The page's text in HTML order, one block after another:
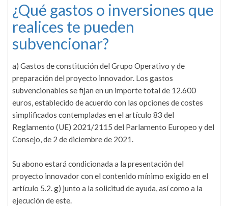
¿Qué gastos o inversiones que
realices te pueden
subvencionar?
a) Gastos de constitución del Grupo Operativo y de
preparación del proyecto innovador. Los gastos
subvencionables se fijan en un importe total de 12.600
euros, establecido de acuerdo con las opciones de costes
simplificados contempladas en el artículo 83 del
Reglamento (UE) 2021/2115 del Parlamento Europeo y del
Consejo, de 2 de diciembre de 2021.
Su abono estará condicionada a la presentación del
proyecto innovador con el contenido mínimo exigido en el
artículo 5.2. g) junto a la solicitud de ayuda, así como a la
ejecución de este.